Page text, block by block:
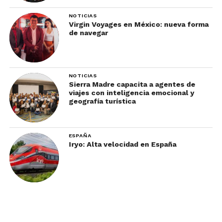
Evita los alimentos en los que te comes la cáscara,
como manzanas.
Por otro lado, asegúrate de pelar frutas y verduras
tú mismo, si es posible.
NOTICIAS
Virgin Voyages en México: nueva forma
de navegar
NOTICIAS
Sierra Madre capacita a agentes de
viajes con inteligencia emocional y
geografía turística
ESPAÑA
Iryo: Alta velocidad en España